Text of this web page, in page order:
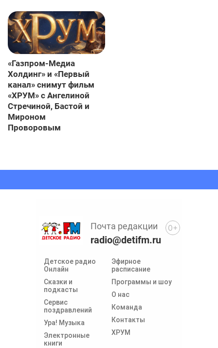
«Газпром-Медиа
Холдинг» и «Первый
канал» снимут фильм
«ХРУМ» с Ангелиной
Стречиной, Бастой и
Мироном
Проворовым
Детское радио
Онлайн
Сказки и
подкасты
Сервис
поздравлений
Ура! Музыка
Электронные
книги
Эфирное
расписание
Программы и шоу
О нас
Команда
Контакты
ХРУМ
Почта редакции
radio@detifm.ru
0+